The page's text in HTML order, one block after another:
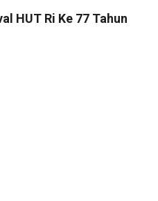
HUT Ri Ke 77 Tahun